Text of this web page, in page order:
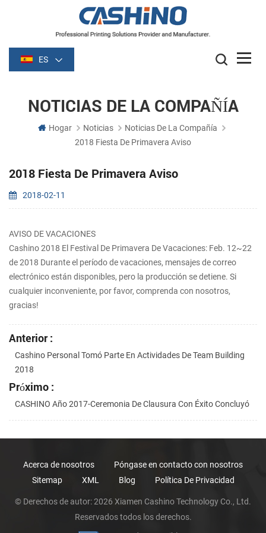
ES
NOTICIAS DE LA COMPAÑÍA
Hogar Noticias
Noticias De La Compañía
2018 Fiesta De Primavera Aviso
2018 Fiesta De Primavera Aviso
2018-02-11
AVISO DE VACACIONES
Cashino 2018 El Festival De Primavera De Vacaciones: Feb. 12~22
de 2018 Durante el período de vacaciones, mensajes de correo
electrónico están disponibles, pero la producción se detiene. Si
cualquier inconveniente, por favor, comprenda con nosotros,
gracias!
Anterior :
Cashino Personal Tomó Parte En Actividades De Team Building
2018
Próximo :
CASHINO Año 2017-Ceremonia De Clausura Con Éxito Concluyó
Acerca de nosotros
Póngase en contacto con nosotros
Sitemap
XML Blog Política De Privacidad
© Derechos de autor: 2026 Xiamen Cashino Technology Co., Ltd.
Reservados todos los derechos.